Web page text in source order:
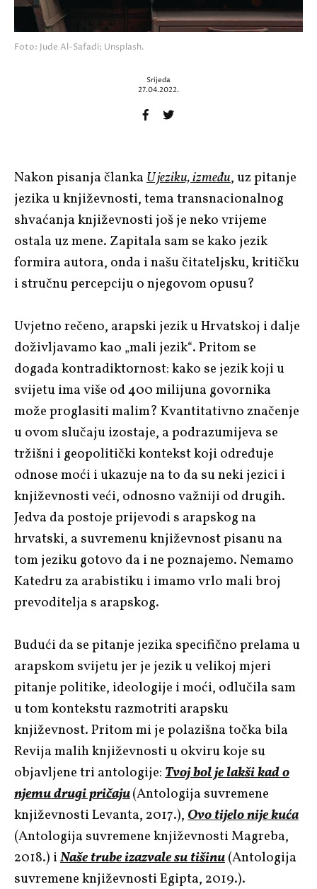
Foto: Jude Al-Safadi; Unsplash.
Srijeda
27.04.2022.
Nakon pisanja člankaU jeziku, između, uz pitanje
jezika u književnosti, tema transnacionalnog
shvaćanja književnosti još je neko vrijeme
ostala uz mene. Zapitala sam se kako jezik
formira autora, onda i našu čitateljsku, kritičku
i stručnu percepciju o njegovom opusu?
Uvjetno rečeno, arapski jezik u Hrvatskoj i dalje
doživljavamo kao „mali jezik“. Pritom se
događa kontradiktornost: kako se jezik koji u
svijetu ima više od 400 milijuna govornika
može proglasiti malim? Kvantitativno značenje
u ovom slučaju izostaje, a podrazumijeva se
tržišni i geopolitički kontekst koji određuje
odnose moći i ukazuje na to da su neki jezici i
književnosti veći, odnosno važniji od drugih.
Jedva da postoje prijevodi s arapskog na
hrvatski, a suvremenu književnost pisanu na
tom jeziku gotovo da i ne poznajemo. Nemamo
Katedru za arabistiku i imamo vrlo mali broj
prevoditelja s arapskog.
Budući da se pitanje jezika specifično prelama u
arapskom svijetu jer je jezik u velikoj mjeri
pitanje politike, ideologije i moći, odlučila sam
u tom kontekstu razmotriti arapsku
književnost. Pritom mi je polazišna točka bila
Revija malih književnosti u okviru koje su
objavljene tri antologije:Tvoj bol je lakši kad o
njemu drugi pričaju(Antologija suvremene
književnosti Levanta, 2017.),Ovo tijelo nije kuća
(Antologija suvremene književnosti Magreba,
2018.) iNaše trube izazvale su tišinu(Antologija
suvremene književnosti Egipta, 2019.).